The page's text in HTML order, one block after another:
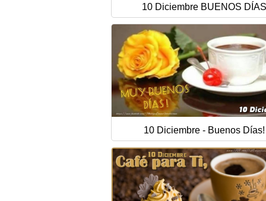
10 Diciembre BUENOS DÍAS
10 Diciembre - Buenos Días!